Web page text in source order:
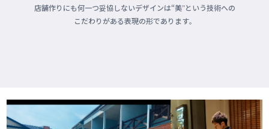
店舗作りにも何一つ妥協しないデザインは“美”という技術への
こだわりがある表現の形であります。